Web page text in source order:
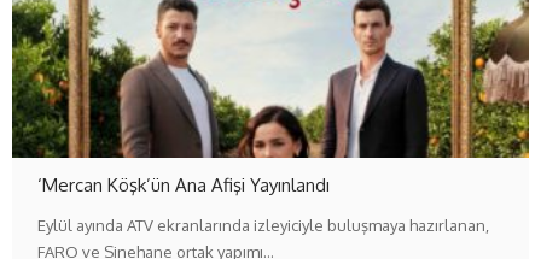
‘Mercan Köşk’ün Ana Afişi Yayınlandı
Eylül ayında ATV ekranlarında izleyiciyle buluşmaya hazırlanan,
FARO ve Sinehane ortak yapımı…